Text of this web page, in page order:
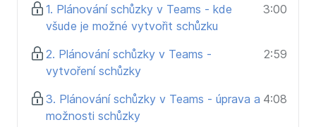
Teams 1: spolupracujte online pomocí chatu
Lektorka kurzu se učením Office 365, kam patří i
Microsoft Teams, živí. Vzhledem k tomu, že se jedná
o novou a velmi populární aplikaci, odškolila v poslední
praktických školení na živo, tak online školení a
webinářů. Pomáhá s implementací a praktickým
1. Plánování schůzky v Teams - kde
všude je možné vytvořit schůzku
3:00
2. Plánování schůzky v Teams -
vytvoření schůzky
2:59
3. Plánování schůzky v Teams - úprava a
možnosti schůzky
4:08